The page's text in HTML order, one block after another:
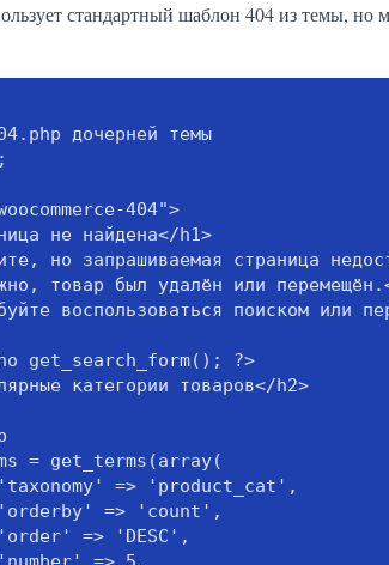
стандартный шаблон 404 из темы, но
дочерней темы
404">